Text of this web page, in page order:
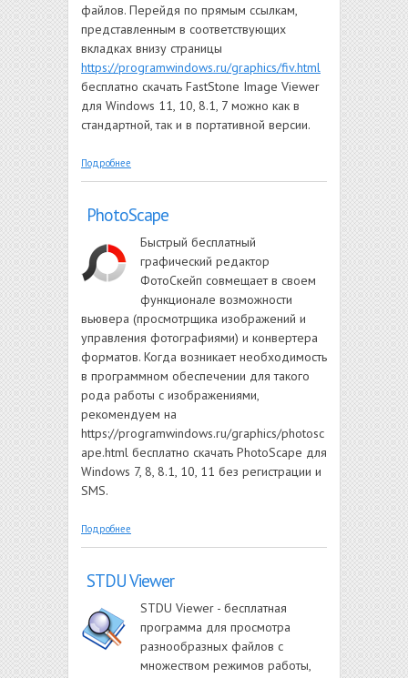
файлов. Перейдя по прямым ссылкам,
представленным в соответствующих
вкладках внизу страницы
https://programwindows.ru/graphics/fiv.html
бесплатно скачать FastStone Image Viewer
для Windows 11, 10, 8.1, 7 можно как в
стандартной, так и в портативной версии.
Подробнее
PhotoScape
Быстрый бесплатный
графический редактор
ФотоСкейп совмещает в своем
функционале возможности
вьювера (просмотрщика изображений и
управления фотографиями) и конвертера
форматов. Когда возникает необходимость
в программном обеспечении для такого
рода работы с изображениями,
рекомендуем на
https://programwindows.ru/graphics/photosc
ape.html бесплатно скачать PhotoScape для
Windows 7, 8, 8.1, 10, 11 без регистрации и
SMS.
Подробнее
STDU Viewer
STDU Viewer - бесплатная
программа для просмотра
разнообразных файлов с
множеством режимов работы,